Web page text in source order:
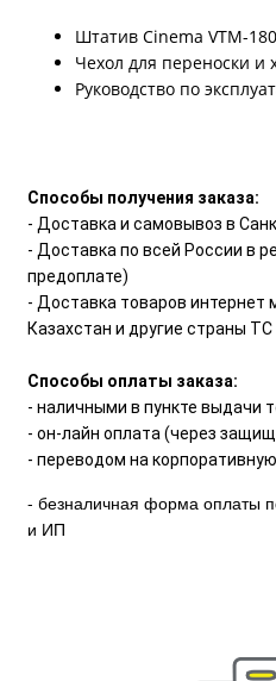
Штатив Cinema VTМ-
Чехол для переноски и
Руководство по
Способы получения заказа:
- Доставка и самовывоз в
- Доставка по всей России в
предоплате)
- Доставка товаров интернет
Казахстан и другие страны ТС
Способы оплаты заказа:
- наличными в пункте выдачи
- он-лайн оплата (через
- переводом на
- безналичная форма оплаты
и ИП